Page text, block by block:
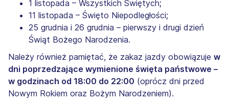
1 listopada – Wszystkich Świętych;
11 listopada – Święto Niepodległości;
25 grudnia i 26 grudnia – pierwszy i drugi dzień
Świąt Bożego Narodzenia.
Należy również pamiętać, że zakaz jazdy obowiązuje w
dni poprzedzające wymienione święta państwowe –
w godzinach od 18:00 do 22:00 (oprócz dni przed
Nowym Rokiem oraz Bożym Narodzeniem).